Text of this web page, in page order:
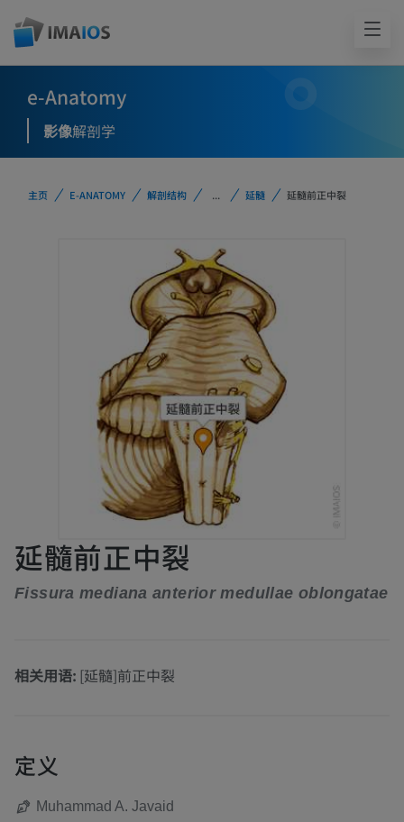
e-Anatomy
影像解剖学
主页 E-ANATOMY 解剖结构 ... 延髓 延髓前正中裂
延髓前正中裂
Fissura mediana anterior medullae oblongatae
相关用语: [延髓]前正中裂
定义
Muhammad A. Javaid